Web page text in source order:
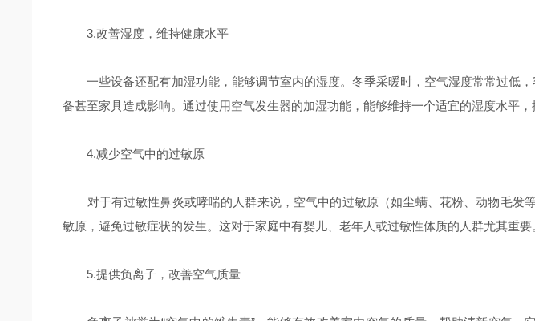
3.改善湿度，维持健康水平
一些设备还配有加湿功能，能够调节室内的湿度。冬季采暖时，空气湿度常常过低
备甚至家具造成影响。通过使用空气发生器的加湿功能，能够维持一个适宜的湿度水平，
4.减少空气中的过敏原
对于有过敏性鼻炎或哮喘的人群来说，空气中的过敏原（如尘螨、花粉、动物毛发
敏原，避免过敏症状的发生。这对于家庭中有婴儿、老年人或过敏性体质的人群尤其重要
5.提供负离子，改善空气质量